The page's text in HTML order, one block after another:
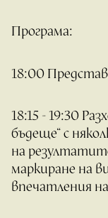
Програма:
18:00
18:15 - 19:30
бъдеще“ с
на
маркиране на
впечатления